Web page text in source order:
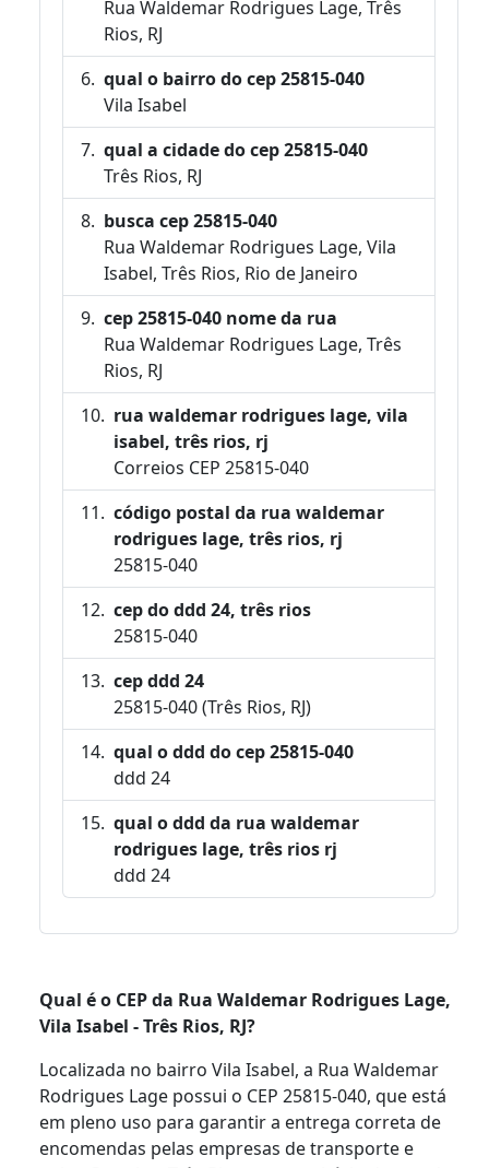
Rua Waldemar Rodrigues Lage, Três
Rios, RJ
qual o bairro do cep 25815-040
Vila Isabel
qual a cidade do cep 25815-040
Três Rios, RJ
busca cep 25815-040
Rua Waldemar Rodrigues Lage, Vila
Isabel, Três Rios, Rio de Janeiro
cep 25815-040 nome da rua
Rua Waldemar Rodrigues Lage, Três
Rios, RJ
rua waldemar rodrigues lage, vila
isabel, três rios, rj
Correios CEP 25815-040
código postal da rua waldemar
rodrigues lage, três rios, rj
25815-040
cep do ddd 24, três rios
25815-040
cep ddd 24
25815-040 (Três Rios, RJ)
qual o ddd do cep 25815-040
ddd 24
qual o ddd da rua waldemar
rodrigues lage, três rios rj
ddd 24
Qual é o CEP da Rua Waldemar Rodrigues Lage,
Vila Isabel - Três Rios, RJ?
Localizada no bairro Vila Isabel, a Rua Waldemar
Rodrigues Lage possui o CEP 25815-040, que está
em pleno uso para garantir a entrega correta de
encomendas pelas empresas de transporte e